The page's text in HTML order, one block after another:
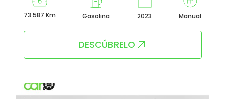
73.587 Km Gasolina 2023 Manual
DESCÚBRELO